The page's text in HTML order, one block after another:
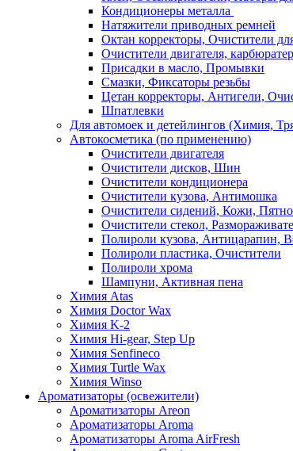
Кондиционеры металла
Натяжители приводных ремней
Октан корректоры, Очистители
Очистители двигателя,
Присадки в масло, Промывки
Смазки, Фиксаторы резьбы
Цетан корректоры, Антигели,
Шпатлевки
Для автомоек и детейлингов (Химия,
Автокосметика (по применению)
Очистители двигателя
Очистители дисков, Шин
Очистители кондиционера
Очистители кузова, Антимошка
Очистители сидений, Кожи,
Очистители стекол,
Полироли кузова, Антицарапин,
Полироли пластика, Очистители
Полироли хрома
Шампуни, Активная пена
Химия Atas
Химия Doctor Wax
Химия K-2
Химия Hi-gear, Step Up
Химия Senfineco
Химия Turtle Wax
Химия Winso
Ароматизаторы (освежители)
Ароматизаторы Areon
Ароматизаторы Aroma
Ароматизаторы Aroma AirFresh